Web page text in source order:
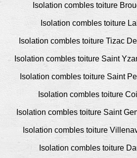
Isolation combles toiture
Isolation combles toiture
Isolation combles toiture Tizac
Isolation combles toiture Saint
Isolation combles toiture Saint
Isolation combles toiture
Isolation combles toiture Saint
Isolation combles toiture
Isolation combles toiture